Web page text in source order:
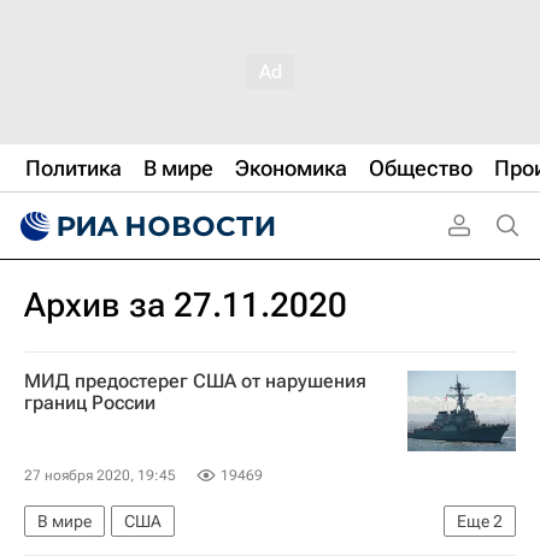
Политика В мире Экономика Общество
Архив за 27.11.2020
МИД предостерег США от нарушения
границ России
27 ноября 2020, 19:45 19469
Еще2
В мире
США